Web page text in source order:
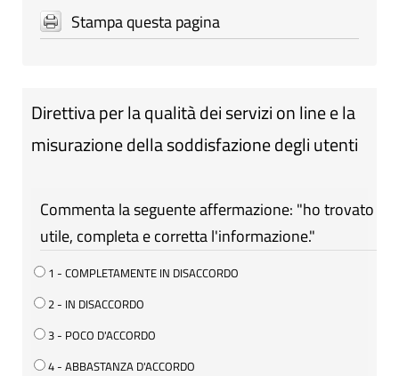
Stampa questa pagina
Direttiva per la qualità dei servizi on line e la
misurazione della soddisfazione degli utenti
Commenta la seguente affermazione: "ho trovato
utile, completa e corretta l'informazione."
1 - COMPLETAMENTE IN DISACCORDO
2 - IN DISACCORDO
3 - POCO D'ACCORDO
4 - ABBASTANZA D'ACCORDO